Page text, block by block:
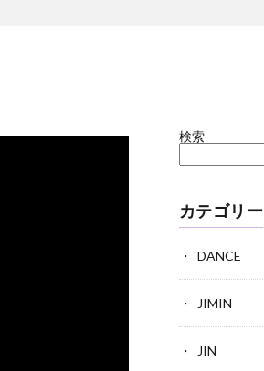
検索
カテゴリー
DANCE
JIMIN
JIN